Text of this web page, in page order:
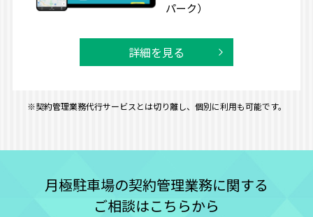
パーク）
詳細を見る
※契約管理業務代行サービスとは切り離し、個別に利用も可能です。
月極駐車場の契約管理業務に関する
ご相談はこちらから